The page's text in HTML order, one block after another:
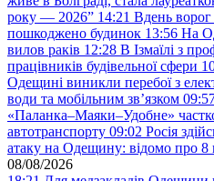
року — 2026” 14:21 Вдень
пошкоджено будинок 13:56 На
вилов раків 12:28 В Ізмаїлі з
працівників будівельної сфери
Одещині виникли перебої з
води та мобільним звʼязком
«Паланка–Маяки–Удобне»
автотранспорту 09:02 Росія
атаку на Одещину: відомо
08/08/2026